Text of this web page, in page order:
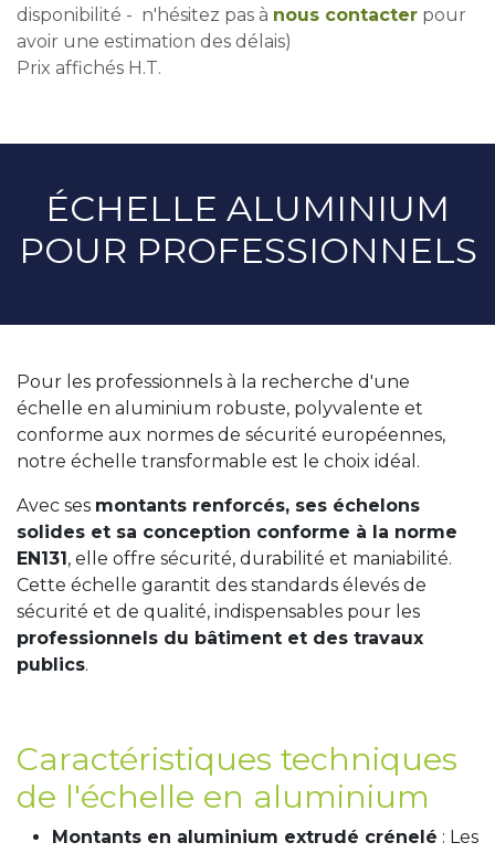
disponibilité - n'hésitez pas à nous contacter pour
avoir une estimation des délais)
Prix affichés H.T.
ÉCHELLE ALUMINIUM
POUR PROFESSIONNELS
Pour les professionnels à la recherche d'une
échelle en aluminium robuste, polyvalente et
conforme aux normes de sécurité européennes,
notre échelle transformable est le choix idéal.
Avec ses montants renforcés, ses échelons
solides et sa conception conforme à la norme
EN131, elle offre sécurité, durabilité et maniabilité.
Cette échelle garantit des standards élevés de
sécurité et de qualité, indispensables pour les
professionnels du bâtiment et des travaux
publics.
Caractéristiques techniques
de l'échelle en aluminium
Montants en aluminium extrudé crénelé : Les